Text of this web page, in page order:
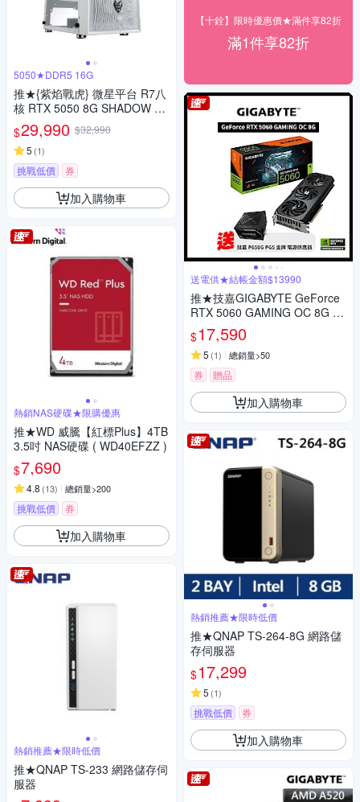
5050★DDR5 16G
推★{紫焰戰虎} 微星平台 R7八
核 RTX 5050 8G SHADOW 2X
OC 電競機(R7-7700/B650/16
GD5/1TB/500W)
$29,990 $32,990
5 (1)
挑戰低價 券
加入購物車
熱銷NAS硬碟★限購優惠
推★WD 威騰【紅標Plus】4TB
3.5吋 NAS硬碟 ( WD40EFZZ )
$7,690
4.8 (13) 總銷量>200
挑戰低價 券
加入購物車
熱銷推薦★限時低價
推★QNAP TS-233 網路儲存伺
服器
【十銓】限時優惠價★滿件享82折
滿1件享82折
送電供★結帳金額$13990
推★技嘉GIGABYTE GeForce
RTX 5060 GAMING OC 8G 顯
示卡 RTX5060(下單再折)
$17,590
5 (1) 總銷量>50
券 贈品
加入購物車
熱銷推薦★限時低價
推★QNAP TS-264-8G 網路儲
存伺服器
$17,299
5 (1)
挑戰低價 券
加入購物車